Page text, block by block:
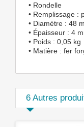
• Rondelle
• Remplissage :
• Diamètre : 48
• Épaisseur : 4
• Poids : 0,05 kg
• Matière : fer
6 Autres